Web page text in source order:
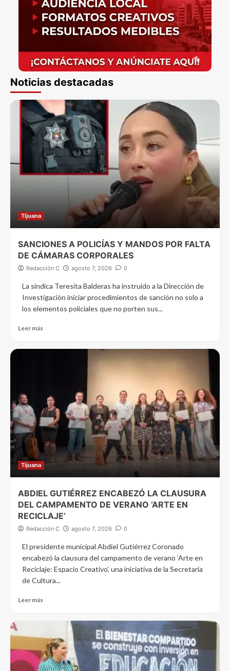
Noticias destacadas
Tijuana
SANCIONES A POLICÍAS Y MANDOS POR FALTA
DE CÁMARAS CORPORALES
Redacción C agosto 7, 2026 0
La síndica Teresita Balderas ha instruido a la Dirección de
Investigación iniciar procedimientos de sanción no solo a
los elementos policiales que no porten sus...
Leer más
Tijuana
ABDIEL GUTIÉRREZ ENCABEZÓ LA CLAUSURA
DEL CAMPAMENTO DE VERANO ‘ARTE EN
RECICLAJE’
Redacción C agosto 7, 2026 0
El presidente municipal Abdiel Gutiérrez Coronado
encabezó la clausura del campamento de verano ‘Arte en
Reciclaje: Espacio Creativo’, una iniciativa de la Secretaría
de Cultura...
Leer más